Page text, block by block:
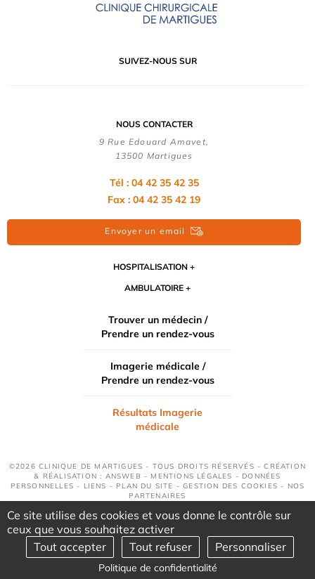
SUIVEZ-NOUS SUR
NOUS CONTACTER
9 Rue Edouard Amavet,
13500 Martigues
Tél : 04 42 35 42 35
Fax : 04 42 35 42 19
Envoyer un email
HOSPITALISATION
AMBULATOIRE
Trouver un médecin /
Prendre un rendez-vous
Imagerie médicale /
Prendre un rendez-vous
Résultats Imagerie
médicale
©2026 CLINIQUE DE MARTIGUES - TOUS DROITS RÉSERVÉS - CRÉATION
& RÉALISATION : ANSWEB - MENTIONS LÉGALES - DONNÉES
PERSONNELLES - LIENS - PLAN DU SITE -GESTION DES COOKIES - NOS
PARTENAIRES
Ce site utilise des cookies et vous donne le contrôle sur
ceux que vous souhaitez activer
Tout accepter
Tout refuser Personnaliser
Politique de confidentialité